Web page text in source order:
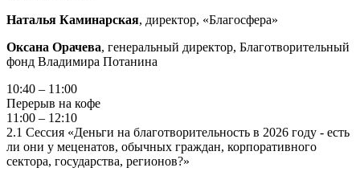
Наталья Каминарская, директор, «Благосфера»
Оксана Орачева, генеральный директор, Благотворительный
фонд Владимира Потанина
10:40 – 11:00
Перерыв на кофе
11:00 – 12:10
2.1 Сессия «Деньги на благотворительность в 2026 году - есть
ли они у меценатов, обычных граждан, корпоративного
сектора, государства, регионов?»